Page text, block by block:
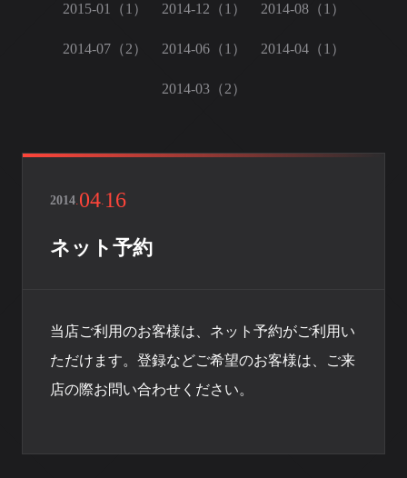
2015-01（1） 2014-12（1） 2014-08（1）
2014-07（2） 2014-06（1） 2014-04（1）
2014-03（2）
2014.04. 16
ネット予約
当店ご利用のお客様は、ネット予約がご利用い
ただけます。登録などご希望のお客様は、ご来
店の際お問い合わせください。